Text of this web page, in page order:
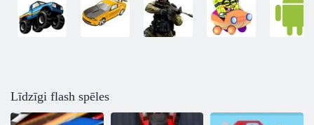
Līdzīgi flash spēles